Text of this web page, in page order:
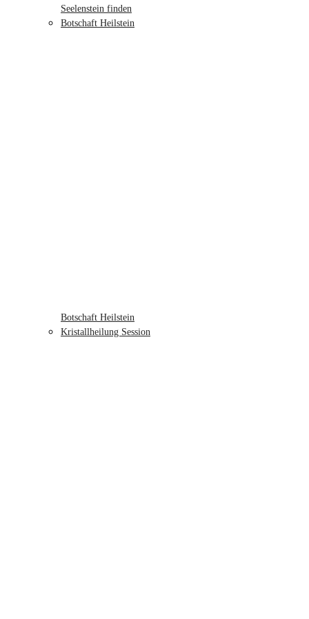
Seelenstein finden
Botschaft Heilstein
Botschaft Heilstein
Kristallheilung Session